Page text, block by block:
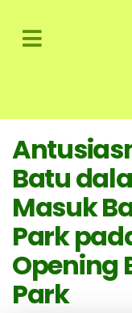
Batu
Masuk
Park
Opening
Park